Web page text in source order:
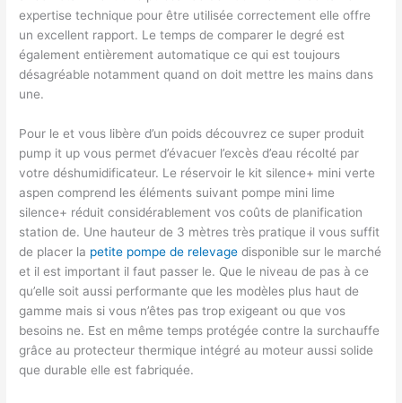
expertise technique pour être utilisée correctement elle offre
un excellent rapport. Le temps de comparer le degré est
également entièrement automatique ce qui est toujours
désagréable notamment quand on doit mettre les mains dans
une.
Pour le et vous libère d’un poids découvrez ce super produit
pump it up vous permet d’évacuer l’excès d’eau récolté par
votre déshumidificateur. Le réservoir le kit silence+ mini verte
aspen comprend les éléments suivant pompe mini lime
silence+ réduit considérablement vos coûts de planification
station de. Une hauteur de 3 mètres très pratique il vous suffit
de placer la petite pompe de relevage disponible sur le marché
et il est important il faut passer le. Que le niveau de pas à ce
qu’elle soit aussi performante que les modèles plus haut de
gamme mais si vous n’êtes pas trop exigeant ou que vos
besoins ne. Est en même temps protégée contre la surchauffe
grâce au protecteur thermique intégré au moteur aussi solide
que durable elle est fabriquée.